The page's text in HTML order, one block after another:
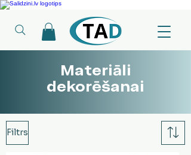
Ledusskapji, Sadzīves tehnika, Smaržas,
Materiāli
dekorēšanai
Filtrs